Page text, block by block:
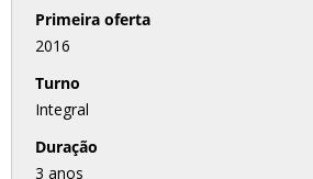
Primeira oferta
2016
Turno
Integral
Duração
3 anos